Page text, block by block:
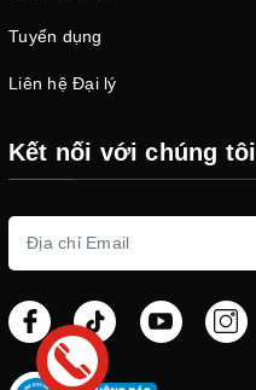
Tuyển dụng
Liên hệ Đại lý
Kết nối với chúng tôi